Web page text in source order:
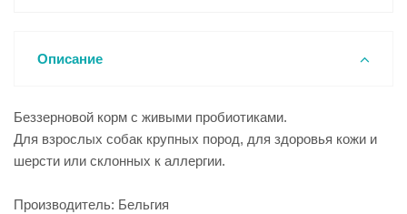
Описание
Беззерновой корм с живыми пробиотиками.
Для взрослых собак крупных пород, для здоровья кожи и
шерсти или склонных к аллергии.
Производитель: Бельгия